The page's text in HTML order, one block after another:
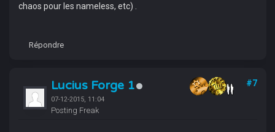
chaos pour les nameless, etc) .
Répondre
Lucius Forge 1
07-12-2015, 11:04
Posting Freak
#7